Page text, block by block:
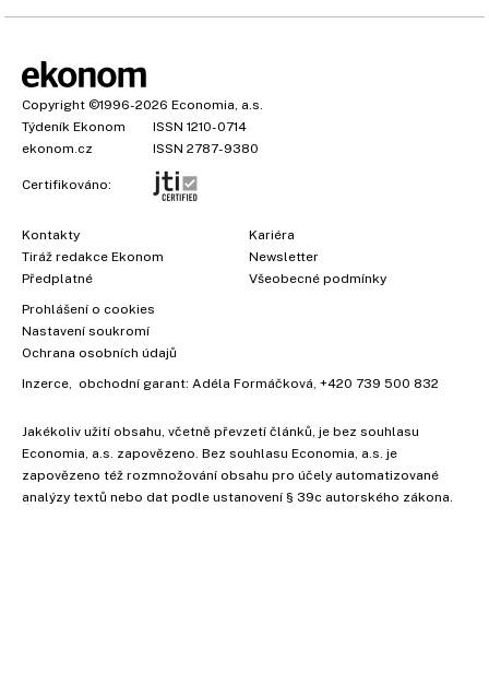
Copyright ©1996-2026 Economia, a.s.
Týdeník Ekonom
ISSN 1210-0714
ekonom.cz
ISSN 2787-9380
Certifikováno:
Kontakty
Tiráž redakce Ekonom
Předplatné
Kariéra
Newsletter
Všeobecné podmínky
Prohlášení o cookies
Nastavení soukromí
Ochrana osobních údajů
Inzerce , obchodní garant: Adéla Formáčková +420 739 500 832
Jakékoliv užití obsahu, včetně převzetí článků, je bez souhlasu
Economia, a.s. zapovězeno. Bez souhlasu Economia, a.s. je
zapovězeno též rozmnožování obsahu pro účely automatizované
analýzy textů nebo dat podle ustanovení § 39c autorského zákona.